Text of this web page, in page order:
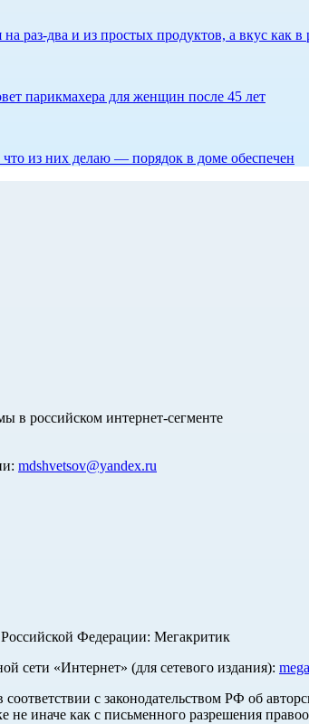
раз-два и из простых продуктов, а вкус как в
парикмахера для женщин после 45 лет
из них делаю — порядок в доме обеспечен
в российском интернет-сегменте
mdshvetsov@yandex.ru
Федерации: Мегакритик
сети «Интернет» (для сетевого издания):
с законодательством РФ об
иначе как с письменного разрешения